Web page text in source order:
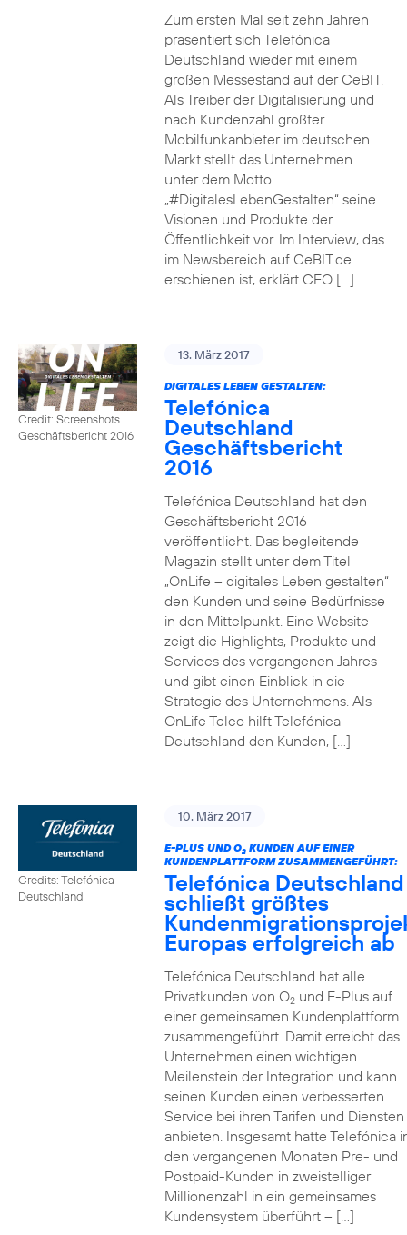
Zum ersten Mal seit zehn Jahren
präsentiert sich Telefónica
Deutschland wieder mit einem
großen Messestand auf der CeBIT.
Als Treiber der Digitalisierung und
nach Kundenzahl größter
Mobilfunkanbieter im deutschen
Markt stellt das Unternehmen
unter dem Motto
„#DigitalesLebenGestalten“ seine
Visionen und Produkte der
Öffentlichkeit vor. Im Interview, das
im Newsbereich auf CeBIT.de
erschienen ist, erklärt CEO […]
Credit: Screenshots
Geschäftsbericht 2016
13. März 2017
DIGITALES LEBEN GESTALTEN:
Telefónica
Deutschland
Geschäftsbericht
2016
Telefónica Deutschland hat den
Geschäftsbericht 2016
veröffentlicht. Das begleitende
Magazin stellt unter dem Titel
„OnLife – digitales Leben gestalten“
den Kunden und seine Bedürfnisse
in den Mittelpunkt. Eine Website
zeigt die Highlights, Produkte und
Services des vergangenen Jahres
und gibt einen Einblick in die
Strategie des Unternehmens. Als
OnLife Telco hilft Telefónica
Deutschland den Kunden, […]
Credits: Telefónica
Deutschland
10. März 2017
E-PLUS UND O2KUNDEN AUF EINER
KUNDENPLATTFORM ZUSAMMENGEFÜHRT:
Telefónica Deutschland
schließt größtes
Europas erfolgreich ab
Telefónica Deutschland hat alle
Privatkunden von O2und E-Plus auf
einer gemeinsamen Kundenplattform
zusammengeführt. Damit erreicht das
Unternehmen einen wichtigen
Meilenstein der Integration und kann
seinen Kunden einen verbesserten
Service bei ihren Tarifen und Diensten
anbieten. Insgesamt hatte Telefónica
den vergangenen Monaten Pre- und
Postpaid-Kunden in zweistelliger
Millionenzahl in ein gemeinsames
Kundensystem überführt – […]